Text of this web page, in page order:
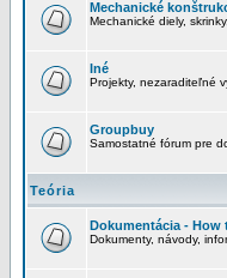
Mechanické
Mechanické diely,
Iné
Projekty, nezaraditeľné
Groupbuy
Samostatné fórum pre
Teória
Dokumentácia - How
Dokumenty, návody,